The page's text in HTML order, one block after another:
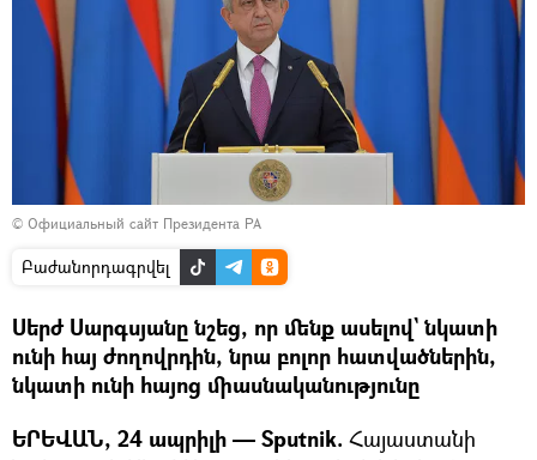
© Официальный сайт Президента РА
Բաժանորդագրվել
Սերժ Սարգսյանը նշեց, որ մենք ասելով` նկատի
ունի հայ ժողովրդին, նրա բոլոր հատվածներին,
նկատի ունի հայոց միասնականությունը
ԵՐԵՎԱՆ, 24 ապրիլի — Sputnik. Հայաստանի